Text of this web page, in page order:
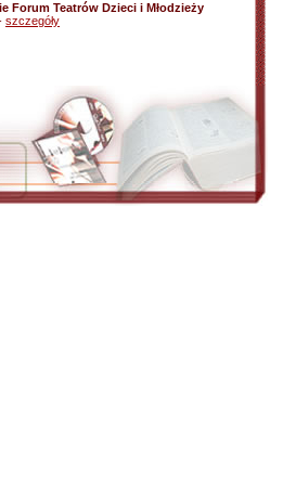
Forum Teatrów Dzieci i Młodzieży
szczegóły